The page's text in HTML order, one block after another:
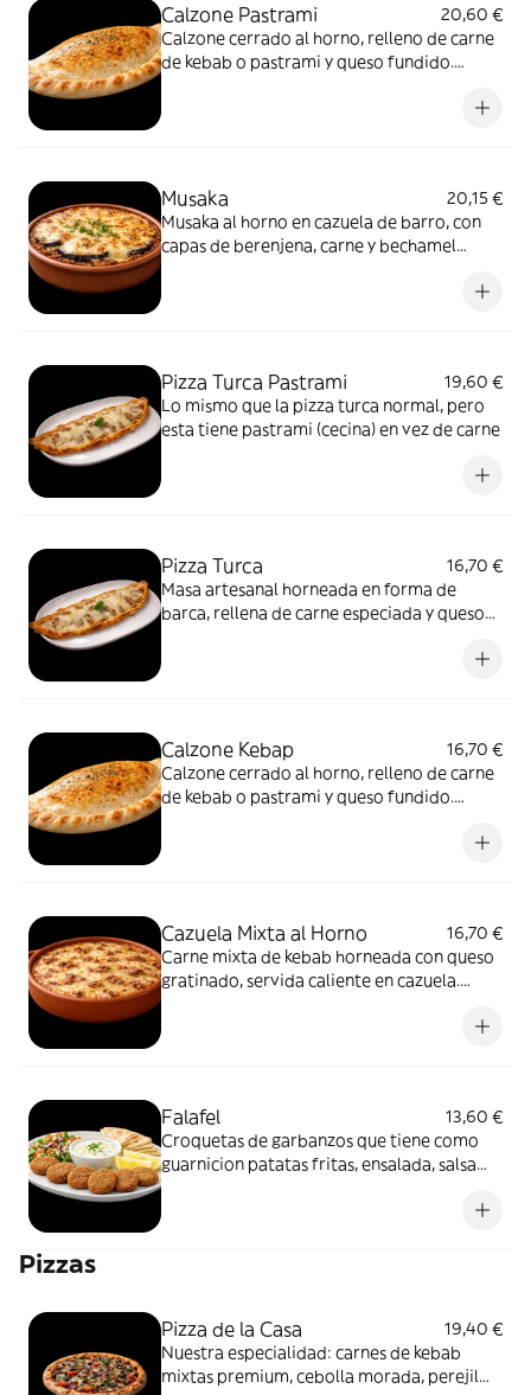
Calzone Pastrami
20,60 €
Calzone cerrado al horno, relleno de carne
de kebab o pastrami y queso fundido.
Musaka
20,15 €
Musaka al horno en cazuela de barro, con
capas de berenjena, carne y bechamel
Pizza Turca Pastrami
19,60 €
Lo mismo que la pizza turca normal, pero
esta tiene pastrami (cecina) en vez de carne
Pizza Turca
16,70 €
Masa artesanal horneada en forma de
barca, rellena de carne especiada y queso
Calzone Kebap
16,70 €
Calzone cerrado al horno, relleno de carne
de kebab o pastrami y queso fundido.
Cazuela Mixta al Horno
16,70 €
Carne mixta de kebab horneada con queso
gratinado, servida caliente en cazuela.
Falafel
13,60 €
Croquetas de garbanzos que tiene como
guarnicion patatas fritas, ensalada, salsa
Pizzas
Pizza de la Casa
19,40 €
Nuestra especialidad: carnes de kebab
mixtas premium, cebolla morada, perejil